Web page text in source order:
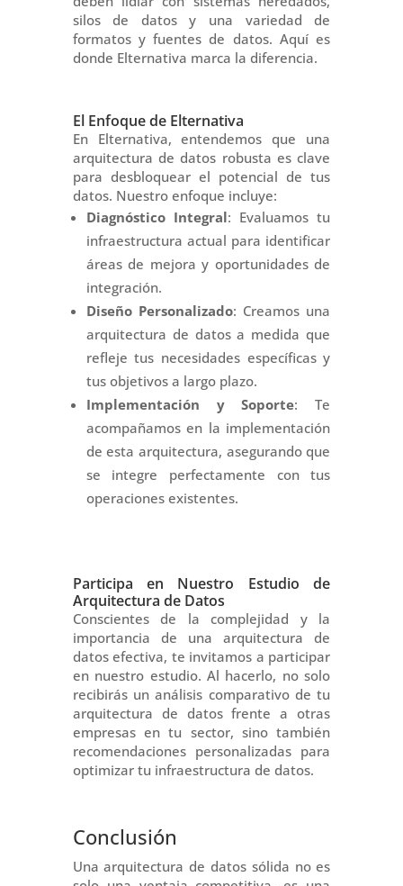
silos de datos y una variedad de
formatos y fuentes de datos. Aquí es
donde Elternativa marca la diferencia.
El Enfoque de Elternativa
En Elternativa, entendemos que una
arquitectura de datos robusta es clave
para desbloquear el potencial de tus
datos. Nuestro enfoque incluye:
Diagnóstico Integral: Evaluamos tu
infraestructura actual para identificar
áreas de mejora y oportunidades de
integración.
Diseño Personalizado: Creamos una
arquitectura de datos a medida que
refleje tus necesidades específicas y
tus objetivos a largo plazo.
Implementación y Soporte: Te
acompañamos en la implementación
de esta arquitectura, asegurando que
se integre perfectamente con tus
operaciones existentes.
Participa en Nuestro Estudio de
Arquitectura de Datos
Conscientes de la complejidad y la
importancia de una arquitectura de
datos efectiva, te invitamos a participar
en nuestro estudio. Al hacerlo, no solo
recibirás un análisis comparativo de tu
arquitectura de datos frente a otras
empresas en tu sector, sino también
recomendaciones personalizadas para
optimizar tu infraestructura de datos.
Conclusión
Una arquitectura de datos sólida no es